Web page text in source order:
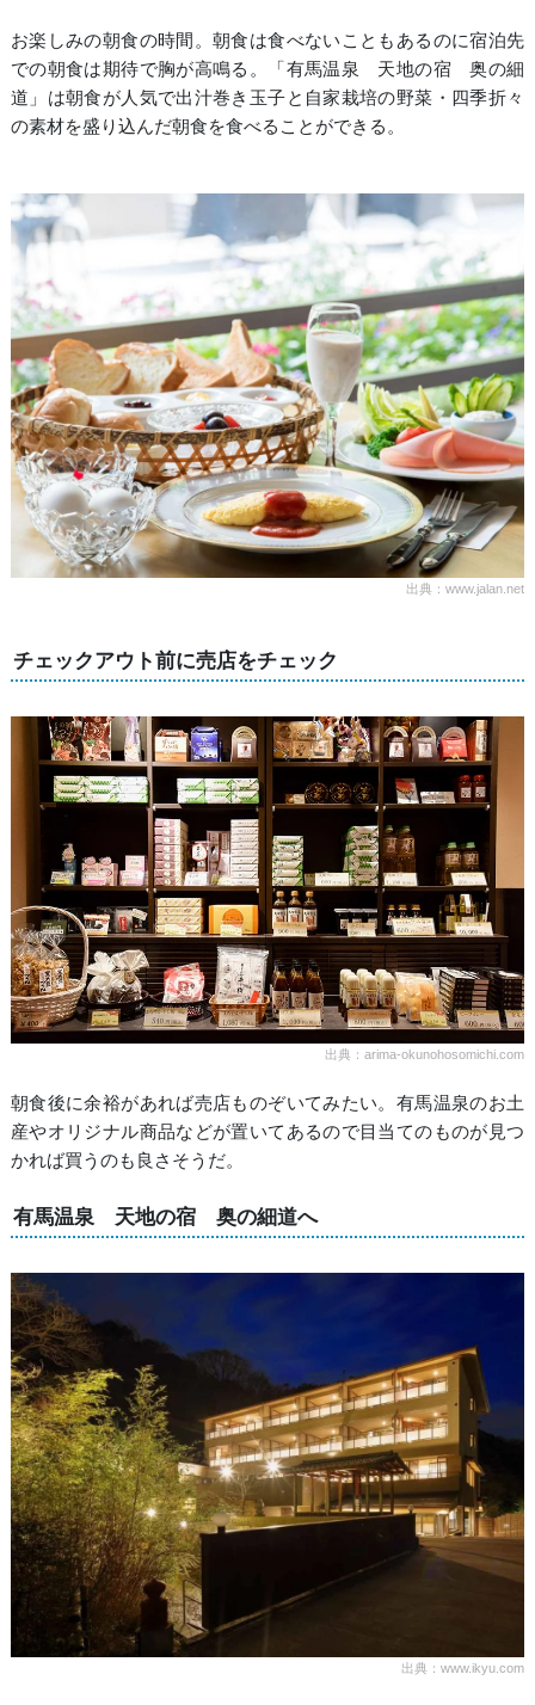
お楽しみの朝食の時間。朝食は食べないこともあるのに宿泊先
での朝食は期待で胸が高鳴る。「有馬温泉 天地の宿 奥の細
道」は朝食が人気で出汁巻き玉子と自家栽培の野菜・四季折々
の素材を盛り込んだ朝食を食べることができる。
出典：www.jalan.net
チェックアウト前に売店をチェック
出典：arima-okunohosomichi.com
朝食後に余裕があれば売店ものぞいてみたい。有馬温泉のお土
産やオリジナル商品などが置いてあるので目当てのものが見つ
かれば買うのも良さそうだ。
有馬温泉 天地の宿 奥の細道へ
出典：www.ikyu.com